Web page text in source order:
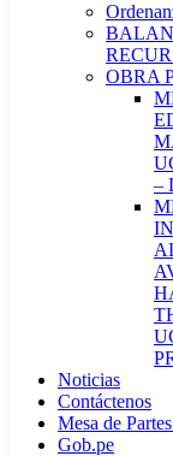
OBRA
–
Noticias
Contáctenos
Mesa de
Gob.pe